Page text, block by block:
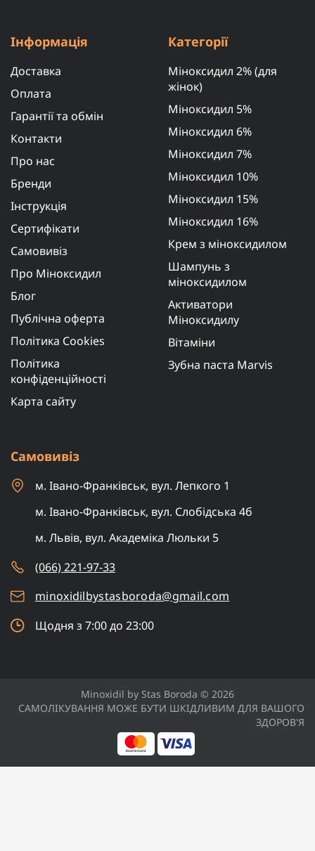
Інформація
Доставка
Оплата
Гарантії та обмін
Контакти
Про нас
Бренди
Інструкція
Сертифікати
Самовивіз
Про Міноксидил
Блог
Публічна оферта
Політика Cookies
Політика
конфіденційності
Карта сайту
Категорії
Міноксидил 2% (для
жінок)
Міноксидил 5%
Міноксидил 6%
Міноксидил 7%
Міноксидил 10%
Міноксидил 15%
Міноксидил 16%
Крем з міноксидилом
Шампунь з
міноксидилом
Активатори
Міноксидилу
Вітаміни
Зубна паста Marvis
Самовивіз
м. Івано-Франківськ, вул. Лепкого 1
м. Івано-Франківськ, вул. Слобідська 4б
м. Львів, вул. Академіка Люльки 5
(066) 221-97-33
minoxidilbystasboroda@gmail.com
Щодня з 7:00 до 23:00
Minoxidil by Stas Boroda © 2026
САМОЛІКУВАННЯ МОЖЕ БУТИ ШКІДЛИВИМ ДЛЯ ВАШОГО
ЗДОРОВ'Я